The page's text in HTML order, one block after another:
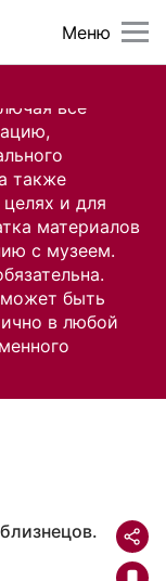
все
также
и для
материалов
с музеем.
быть
в любой
Меню